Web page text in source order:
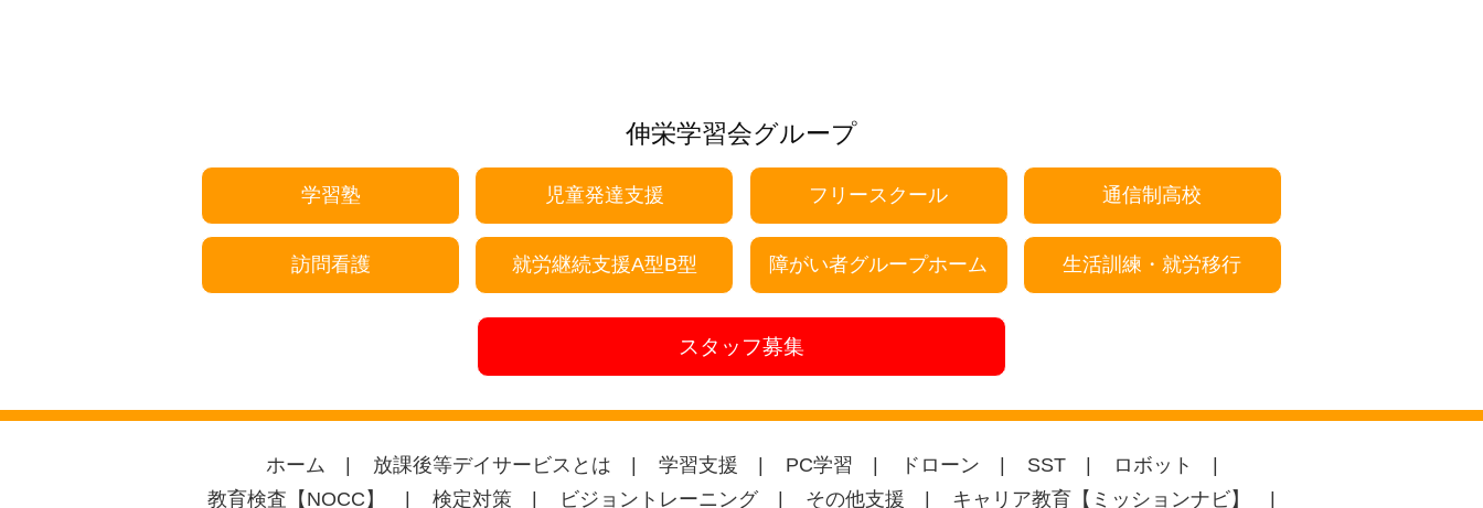
伸栄学習会グループ
学習塾 児童発達支援 フリースクール 通信制高校
訪問看護 就労継続支援A型B型 障がい者グループホーム 生活訓練・就労移行
スタッフ募集
ホーム 放課後等デイサービスとは 学習支援 PC学習 ドローン SST
ロボット
教育検査【NOCC】
検定対策 ビジョントレーニング その他支援 キャリア教育【ミッションナビ】